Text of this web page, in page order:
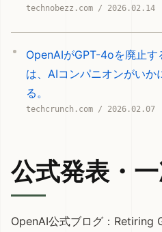
technobezz.com / 2026.02.14
OpenAIがGPT-4oを廃止
は、AIコンパニオンがいか
る。
techcrunch.com / 2026.02.07
公式発表・
OpenAI公式ブログ： Retiring